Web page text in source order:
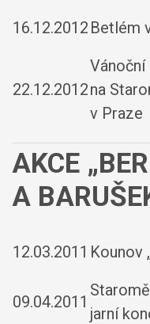
16.12.2012 Betlém
22.12.2012na
v Praze
AKCE
A
12.03.2011 Kounov
09.04.2011
jarní